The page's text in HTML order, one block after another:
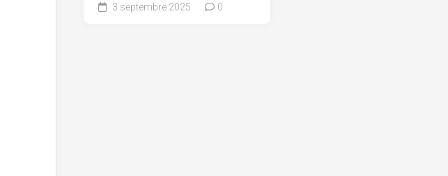
3 septembre 2025 0